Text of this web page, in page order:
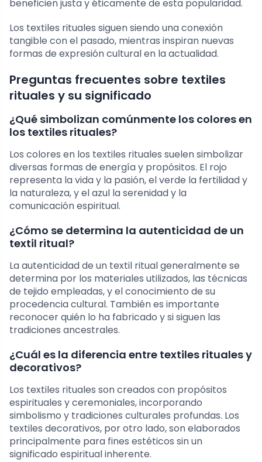
beneficien justa y éticamente de esta popularidad.
Los textiles rituales siguen siendo una conexión
tangible con el pasado, mientras inspiran nuevas
formas de expresión cultural en la actualidad.
Preguntas frecuentes sobre textiles
rituales y su significado
¿Qué simbolizan comúnmente los colores en
los textiles rituales?
Los colores en los textiles rituales suelen simbolizar
diversas formas de energía y propósitos. El rojo
representa la vida y la pasión, el verde la fertilidad y
la naturaleza, y el azul la serenidad y la
comunicación espiritual.
¿Cómo se determina la autenticidad de un
textil ritual?
La autenticidad de un textil ritual generalmente se
determina por los materiales utilizados, las técnicas
de tejido empleadas, y el conocimiento de su
procedencia cultural. También es importante
reconocer quién lo ha fabricado y si siguen las
tradiciones ancestrales.
¿Cuál es la diferencia entre textiles rituales y
decorativos?
Los textiles rituales son creados con propósitos
espirituales y ceremoniales, incorporando
simbolismo y tradiciones culturales profundas. Los
textiles decorativos, por otro lado, son elaborados
principalmente para fines estéticos sin un
significado espiritual inherente.